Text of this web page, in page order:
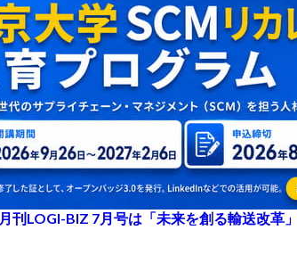
月刊LOGI-BIZ 7月号は「未来を創る輸送改革